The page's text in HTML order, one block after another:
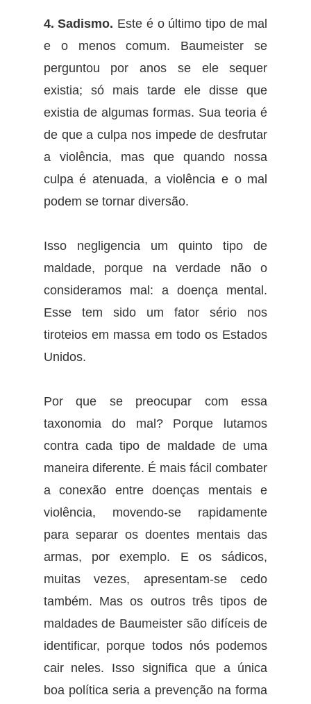
4. Sadismo. Este é o último tipo de mal
e o menos comum. Baumeister se
perguntou por anos se ele sequer
existia; só mais tarde ele disse que
existia de algumas formas. Sua teoria é
de que a culpa nos impede de desfrutar
a violência, mas que quando nossa
culpa é atenuada, a violência e o mal
podem se tornar diversão.
Isso negligencia um quinto tipo de
maldade, porque na verdade não o
consideramos mal: a doença mental.
Esse tem sido um fator sério nos
tiroteios em massa em todo os Estados
Unidos.
Por que se preocupar com essa
taxonomia do mal? Porque lutamos
contra cada tipo de maldade de uma
maneira diferente. É mais fácil combater
a conexão entre doenças mentais e
violência, movendo-se rapidamente
para separar os doentes mentais das
armas, por exemplo. E os sádicos,
muitas vezes, apresentam-se cedo
também. Mas os outros três tipos de
maldades de Baumeister são difíceis de
identificar, porque todos nós podemos
cair neles. Isso significa que a única
boa política seria a prevenção na forma